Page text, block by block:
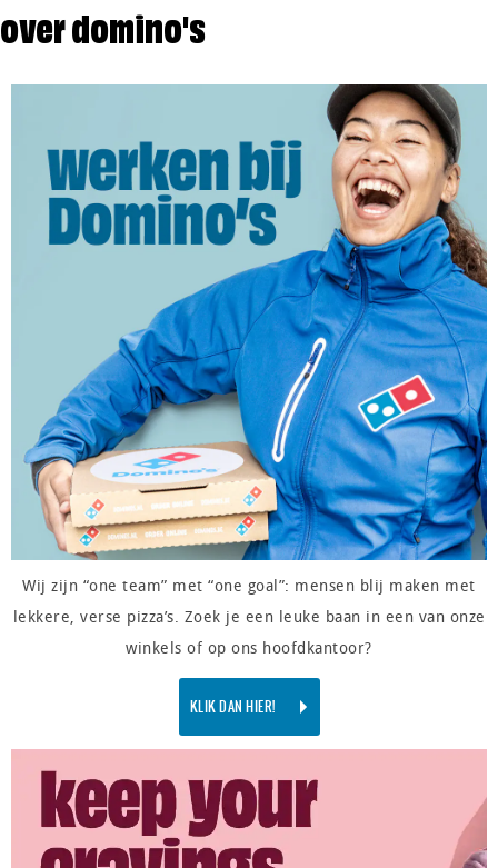
over domino's
Wij zijn “one team” met “one goal”: mensen blij maken met
lekkere, verse pizza’s. Zoek je een leuke baan in een van onze
winkels of op ons hoofdkantoor?
KLIK DAN HIER!